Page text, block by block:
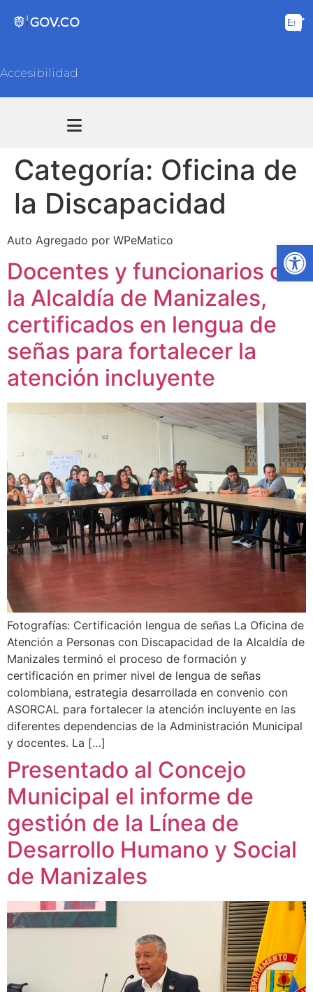
Accesibilidad
Categoría: Oficina de
la Discapacidad
Auto Agregado por WPeMatico
Docentes y funcionarios de
la Alcaldía de Manizales,
certificados en lengua de
señas para fortalecer la
atención incluyente
Fotografías: Certificación lengua de señas La Oficina de
Atención a Personas con Discapacidad de la Alcaldía de
Manizales terminó el proceso de formación y
certificación en primer nivel de lengua de señas
colombiana, estrategia desarrollada en convenio con
ASORCAL para fortalecer la atención incluyente en las
diferentes dependencias de la Administración Municipal
y docentes. La […]
Presentado al Concejo
Municipal el informe de
gestión de la Línea de
Desarrollo Humano y Social
de Manizales